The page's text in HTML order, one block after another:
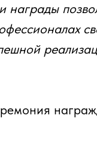
награды